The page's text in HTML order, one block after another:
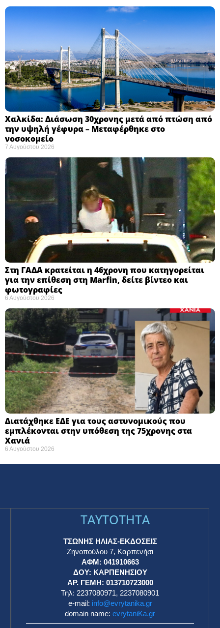
Χαλκίδα: Διάσωση 30χρονης μετά από πτώση από
την υψηλή γέφυρα – Μεταφέρθηκε στο
νοσοκομείο ​
7 Αυγούστου 2026
Στη ΓΑΔΑ κρατείται η 46χρονη που κατηγορείται
για την επίθεση στη Marfin, δείτε βίντεο και
φωτογραφίες
6 Αυγούστου 2026
Διατάχθηκε ΕΔΕ για τους αστυνομικούς που
εμπλέκονται στην υπόθεση της 75χρονης στα
Χανιά
6 Αυγούστου 2026
TAYTOTHTA
ΤΣΩΝΗΣ ΗΛΙΑΣ-ΕΚΔΟΣΕΙΣ
Ζηνοπούλου 7, Καρπενήσι
ΑΦΜ: 041910663
ΔΟΥ: ΚΑΡΠΕΝΗΣΙΟΥ
ΑΡ. ΓΕΜΗ: 013710723000
Τηλ: 2237080971, 2237080901
e-mail: info@evrytanika.gr
domain name: evrytaniKa.gr